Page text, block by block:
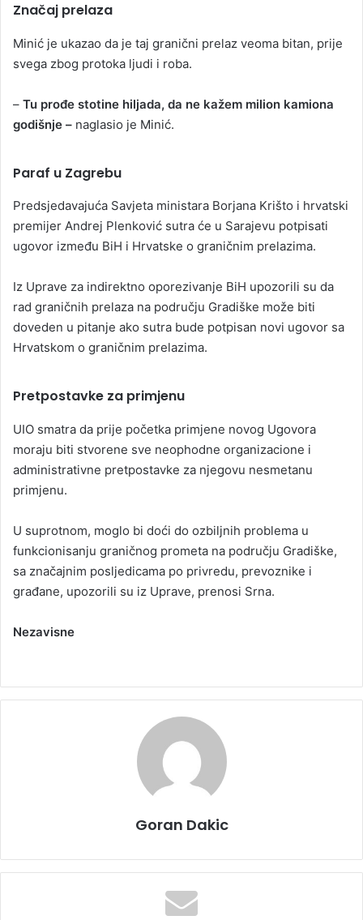
Značaj prelaza
Minić je ukazao da je taj granični prelaz veoma bitan, prije
svega zbog protoka ljudi i roba.
– Tu prođe stotine hiljada, da ne kažem milion kamiona
godišnje – naglasio je Minić.
Paraf u Zagrebu
Predsjedavajuća Savjeta ministara Borjana Krišto i hrvatski
premijer Andrej Plenković sutra će u Sarajevu potpisati
ugovor između BiH i Hrvatske o graničnim prelazima.
Iz Uprave za indirektno oporezivanje BiH upozorili su da
rad graničnih prelaza na području Gradiške može biti
doveden u pitanje ako sutra bude potpisan novi ugovor sa
Hrvatskom o graničnim prelazima.
Pretpostavke za primjenu
UIO smatra da prije početka primjene novog Ugovora
moraju biti stvorene sve neophodne organizacione i
administrativne pretpostavke za njegovu nesmetanu
primjenu.
U suprotnom, moglo bi doći do ozbiljnih problema u
funkcionisanju graničnog prometa na području Gradiške,
sa značajnim posljedicama po privredu, prevoznike i
građane, upozorili su iz Uprave, prenosi Srna.
Nezavisne
Goran Dakic